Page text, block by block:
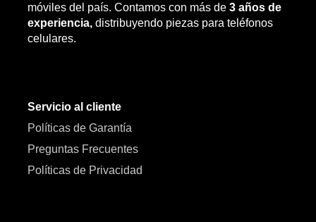
móviles del país. Contamos con más de 3 años de
experiencia, distribuyendo piezas para teléfonos
celulares.
Servicio al cliente
Políticas de Garantía
Preguntas Frecuentes
Políticas de Privacidad